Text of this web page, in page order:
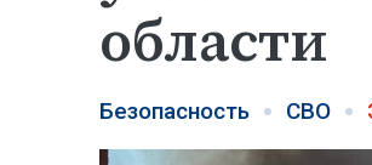
области
Безопасность СВО